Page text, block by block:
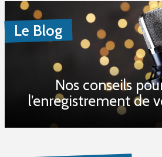
Le Blog
Nos conseils
l’enregistrement de